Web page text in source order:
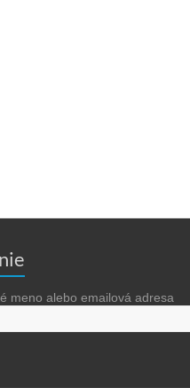
meno alebo emailová adresa